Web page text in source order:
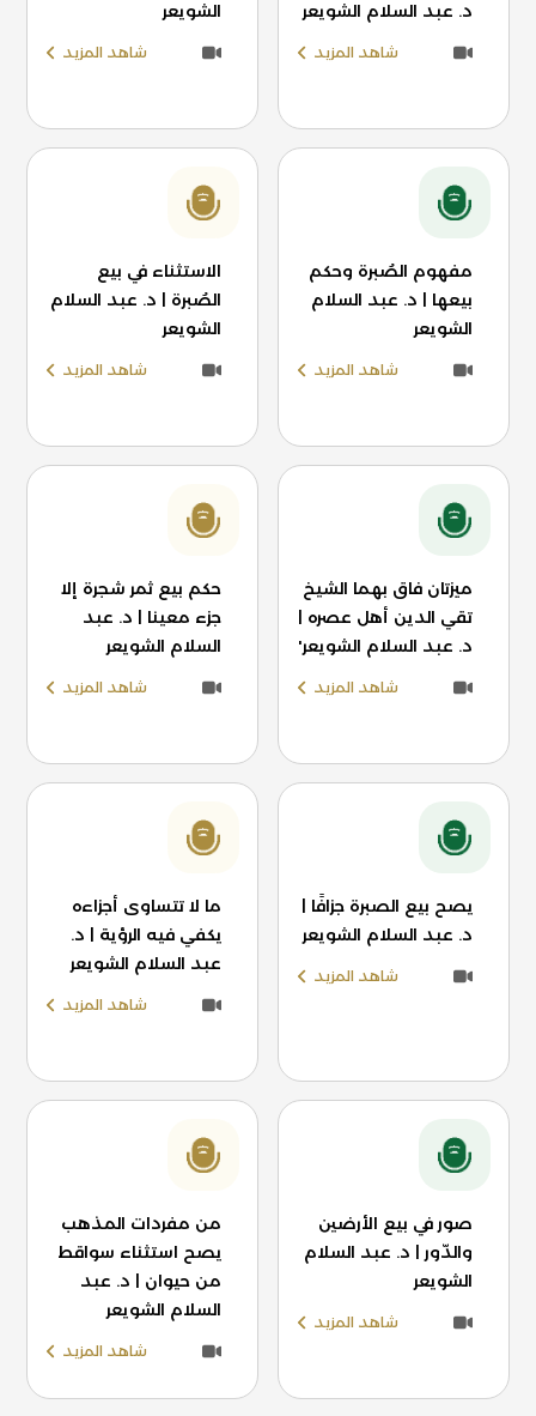
د. عبد السلام الشويعر
شاهد المزيد
الشويعر
شاهد المزيد
مفهوم الصُبرة وحكم
بيعها | د. عبد السلام
الشويعر
شاهد المزيد
الاستثناء في بيع
الصُبرة | د. عبد السلام
الشويعر
شاهد المزيد
ميزتان فاق بهما الشيخ
تقي الدين أهل عصره |
د. عبد السلام الشويعر'
شاهد المزيد
حكم بيع ثمر شجرة إلا
جزء معينا | د. عبد
السلام الشويعر
شاهد المزيد
يصح بيع الصبرة جزافًا |
د. عبد السلام الشويعر
شاهد المزيد
ما لا تتساوى أجزاءه
يكفي فيه الرؤية | د.
عبد السلام الشويعر
شاهد المزيد
صور في بيع الأرضين
والدّور | د. عبد السلام
الشويعر
شاهد المزيد
من مفردات المذهب
يصح استثناء سواقط
من حيوان | د. عبد
السلام الشويعر
شاهد المزيد